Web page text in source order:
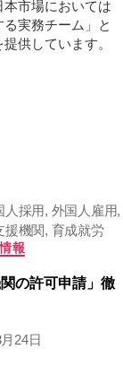
市場においては
実務チーム」と
供しています。
人採用, 外国人雇用,
援機関, 育成就労
報
の許可申請」徹
24日